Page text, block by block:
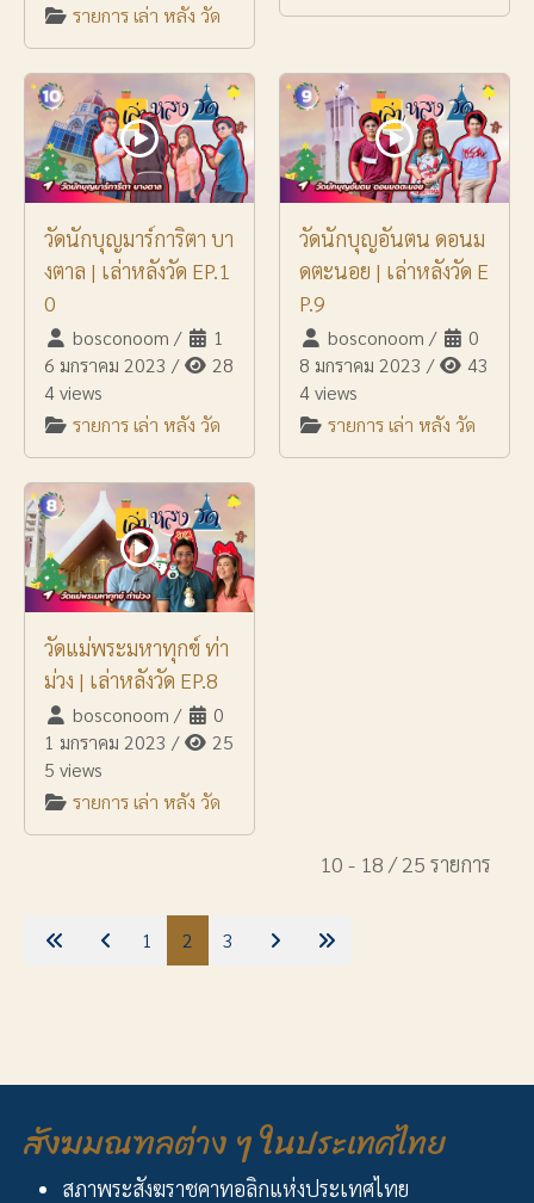
รายการ เล่า หลัง วัด
วัดนักบุญมาร์การิตา บา
งตาล | เล่าหลังวัด EP.1
0
bosconoom /
1
6 มกราคม 2023 /
28
4 views
รายการ เล่า หลัง วัด
วัดนักบุญอันตน ดอนม
ดตะนอย | เล่าหลังวัด E
P.9
bosconoom /
0
8 มกราคม 2023 /
43
4 views
รายการ เล่า หลัง วัด
วัดแม่พระมหาทุกข์ ท่า
ม่วง | เล่าหลังวัด EP.8
bosconoom /
0
1 มกราคม 2023 /
25
5 views
รายการ เล่า หลัง วัด
10 - 18 / 25 รายการ
1 2 3
สังฆมณฑลต่าง ๆ ในประเทศไทย
สภาพระสังฆราชคาทอลิกแห่งประเทศไทย